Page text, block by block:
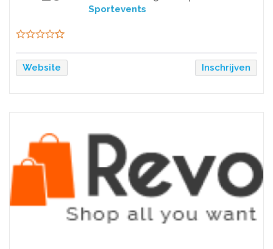
Sportevents
Website Inschrijven